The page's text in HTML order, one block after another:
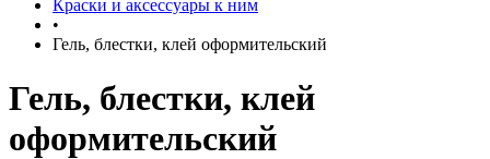
Краски и аксессуары к ним
•
Гель, блестки, клей оформительский
Гель, блестки, клей
оформительский